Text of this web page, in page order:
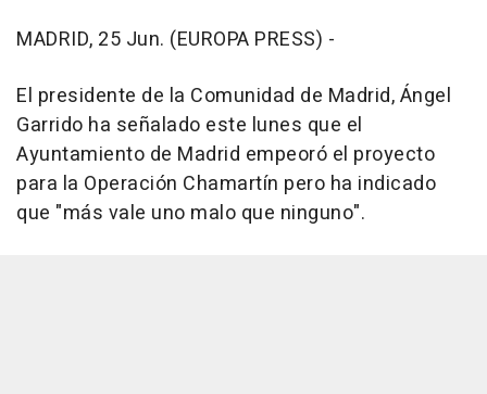
MADRID, 25 Jun. (EUROPA PRESS) -
El presidente de la Comunidad de Madrid, Ángel
Garrido ha señalado este lunes que el
Ayuntamiento de Madrid empeoró el proyecto
para la Operación Chamartín pero ha indicado
que "más vale uno malo que ninguno".